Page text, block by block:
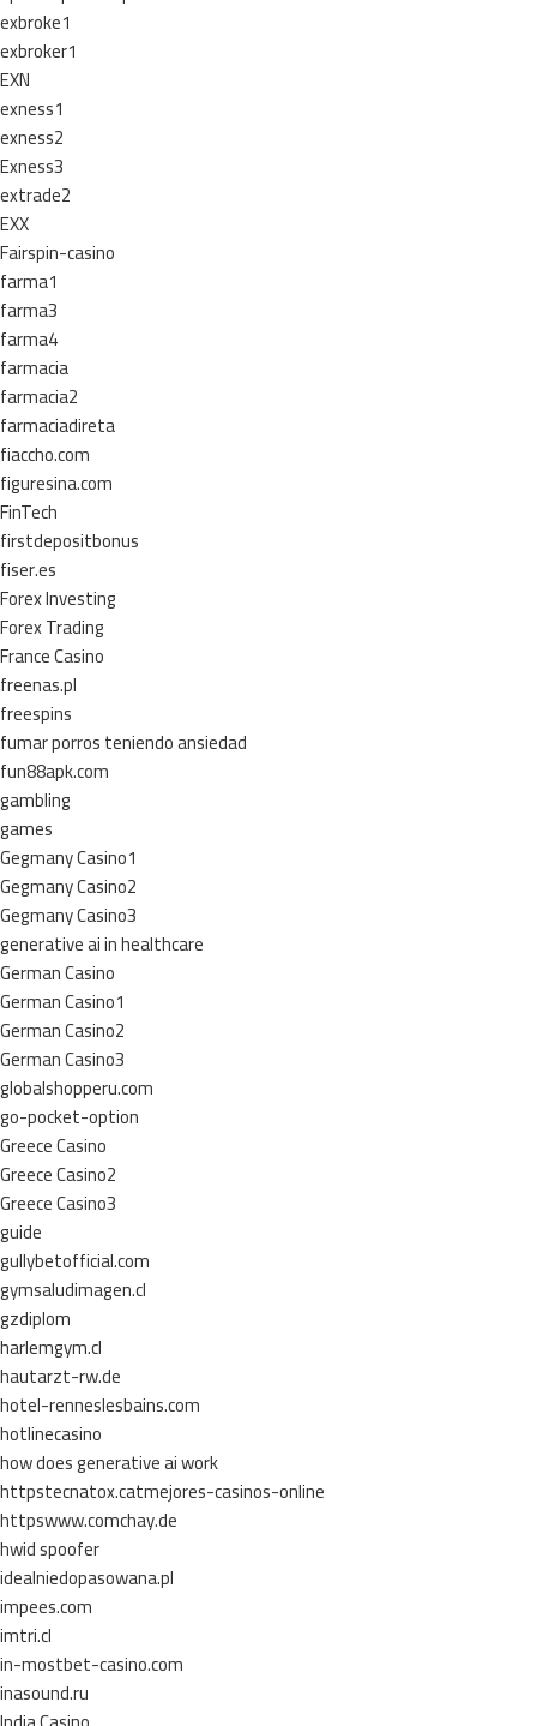
exbroke1
exbroker1
EXN
exness1
exness2
Exness3
extrade2
EXX
Fairspin-casino
farma1
farma3
farma4
farmacia
farmacia2
farmaciadireta
fiaccho.com
figuresina.com
FinTech
firstdepositbonus
fiser.es
Forex Investing
Forex Trading
France Casino
freenas.pl
freespins
fumar porros teniendo ansiedad
fun88apk.com
gambling
games
Gegmany Casino1
Gegmany Casino2
Gegmany Casino3
generative ai in healthcare
German Casino
German Casino1
German Casino2
German Casino3
globalshopperu.com
go-pocket-option
Greece Casino
Greece Casino2
Greece Casino3
guide
gullybetofficial.com
gymsaludimagen.cl
gzdiplom
harlemgym.cl
hautarzt-rw.de
hotel-renneslesbains.com
hotlinecasino
how does generative ai work
httpstecnatox.catmejores-casinos-online
httpswww.comchay.de
hwid spoofer
idealniedopasowana.pl
impees.com
imtri.cl
in-mostbet-casino.com
inasound.ru